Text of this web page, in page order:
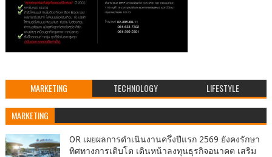
MARKETING TECHNOLOGY LIFESTYLE
MARKETING
OR เผยผลการดำเนินงานครึ่งปีแรก 2569 ยังคงรักษา
ทิศทางการเติบโต เดินหน้าลงทุนธุรกิจอนาคต เสริม